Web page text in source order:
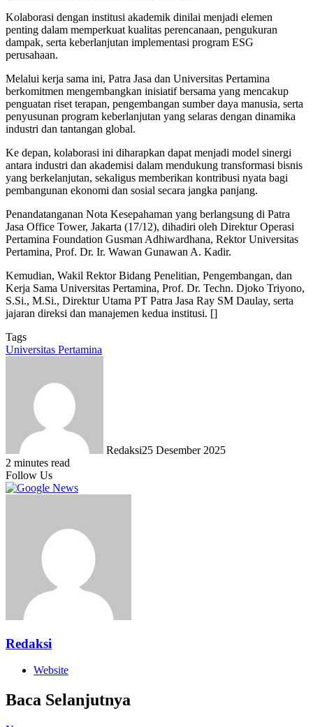
Kolaborasi dengan institusi akademik dinilai menjadi elemen
penting dalam memperkuat kualitas perencanaan, pengukuran
dampak, serta keberlanjutan implementasi program ESG
perusahaan.
Melalui kerja sama ini, Patra Jasa dan Universitas Pertamina
berkomitmen mengembangkan inisiatif bersama yang mencakup
penguatan riset terapan, pengembangan sumber daya manusia, serta
penyusunan program keberlanjutan yang selaras dengan dinamika
industri dan tantangan global.
Ke depan, kolaborasi ini diharapkan dapat menjadi model sinergi
antara industri dan akademisi dalam mendukung transformasi bisnis
yang berkelanjutan, sekaligus memberikan kontribusi nyata bagi
pembangunan ekonomi dan sosial secara jangka panjang.
Penandatanganan Nota Kesepahaman yang berlangsung di Patra
Jasa Office Tower, Jakarta (17/12), dihadiri oleh Direktur Operasi
Pertamina Foundation Gusman Adhiwardhana, Rektor Universitas
Pertamina, Prof. Dr. Ir. Wawan Gunawan A. Kadir.
Kemudian, Wakil Rektor Bidang Penelitian, Pengembangan, dan
Kerja Sama Universitas Pertamina, Prof. Dr. Techn. Djoko Triyono,
S.Si., M.Si., Direktur Utama PT Patra Jasa Ray SM Daulay, serta
jajaran direksi dan manajemen kedua institusi. []
Tags
Universitas Pertamina
Redaksi25 Desember 2025
2 minutes read
Follow Us
Redaksi
Website
Baca Selanjutnya